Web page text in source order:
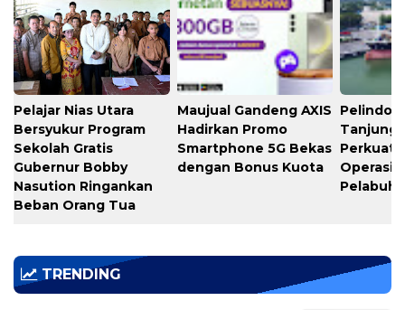
Pelajar Nias Utara
Bersyukur Program
Sekolah Gratis
Gubernur Bobby
Nasution Ringankan
Beban Orang Tua
Maujual Gandeng AXIS
Hadirkan Promo
Smartphone 5G Bekas
dengan Bonus Kuota
Pelindo
Tanjung
Perkuat
TRENDING